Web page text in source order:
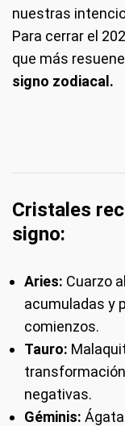
nuestras
Para cerrar el
que más
signo zodiacal.
Cristales
signo:
Aries: Cuarzo
acumuladas y
comienzos.
Tauro:
negativas.
Géminis: